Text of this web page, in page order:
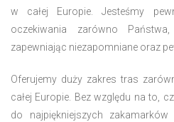
w całej Europie. Jesteśmy
oczekiwania zarówno
zapewniając niezapomniane oraz
Oferujemy duży zakres tras
całej Europie. Bez względu na to,
do najpiękniejszych